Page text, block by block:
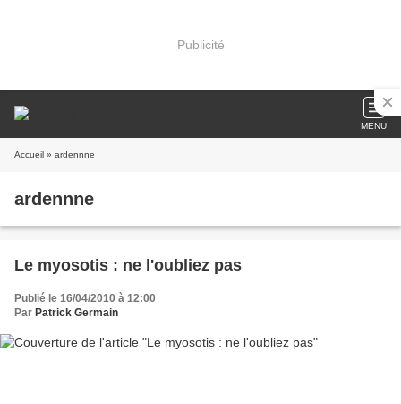
Publicité
MENU
Accueil » ardennne
ardennne
Le myosotis : ne l'oubliez pas
Publié le 16/04/2010 à 12:00
Par Patrick Germain